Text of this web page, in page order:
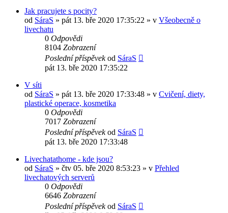
Jak pracujete s pocity?
od SáraS » pát 13. bře 2020 17:35:22 » v Všeobecně o
livechatu
0 Odpovědi
8104 Zobrazení
Poslední příspěvekod SáraS
pát 13. bře 2020 17:35:22
V síti
od SáraS » pát 13. bře 2020 17:33:48 » v Cvičení, diety,
plastické operace, kosmetika
0 Odpovědi
7017 Zobrazení
Poslední příspěvekod SáraS
pát 13. bře 2020 17:33:48
Livechatathome - kde jsou?
od SáraS » čtv 05. bře 2020 8:53:23 » v Přehled
livechatových serverů
0 Odpovědi
6646 Zobrazení
Poslední příspěvekod SáraS